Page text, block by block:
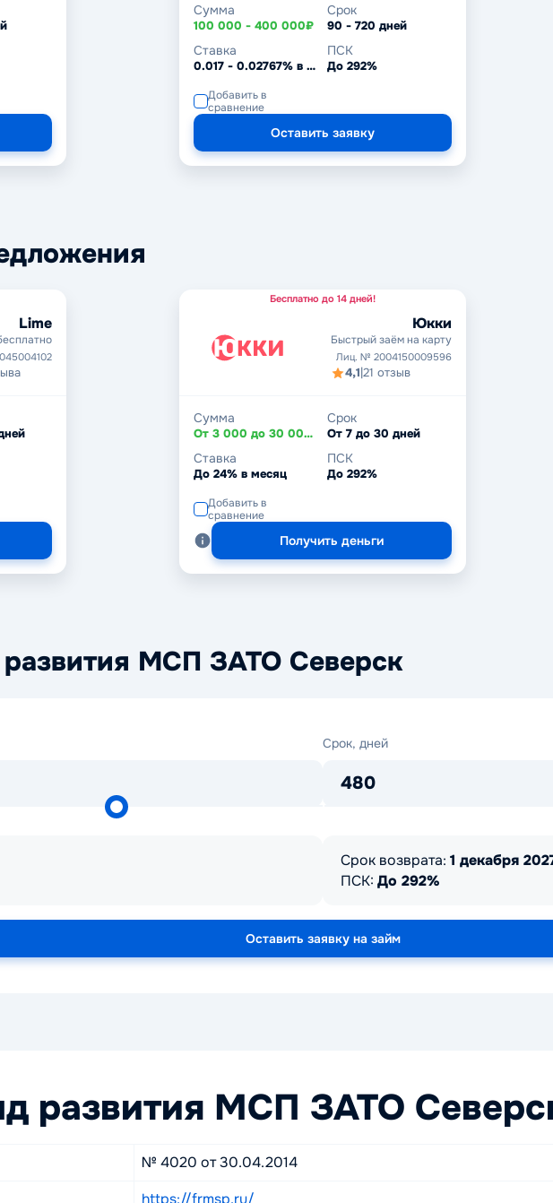
Сумма
100 000 - 400 000₽
Срок
90 - 720 дней
Ставка
0.017 - 0.02767% в день
ПСК
До 292%
Добавить в
сравнение
Оставить заявку
Lime
Бесплатно до 14 дней!
Юкки
Быстрый заём на карту
Лиц. № 2004150009596
4,1|21 отзыв
Сумма
От 3 000 до 30 000 ₽
Срок
От 7 до 30 дней
Ставка
До 24% в месяц
ПСК
До 292%
Добавить в
сравнение
Получить деньги
МСП ЗАТО Северск
Срок, дней
480
Срок,
Срок возврата: 1 декабря
ПСК: До 292%
Оставить заявку на займ
развития МСП ЗАТО
№ 4020 от 30.04.2014
https://frmsp.ru/